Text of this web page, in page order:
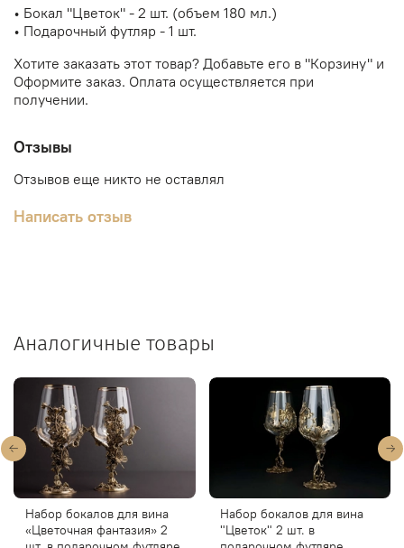
• Бокал "Цветок" - 2 шт. (объем 180 мл.)
• Подарочный футляр - 1 шт.
Хотите заказать этот товар? Добавьте его в "Корзину" и
Оформите заказ. Оплата осуществляется при
получении.
Отзывы
Отзывов еще никто не оставлял
Написать отзыв
Аналогичные товары
Набор бокалов для вина
«Цветочная фантазия» 2
Набор бокалов для вина
"Цветок" 2 шт. в